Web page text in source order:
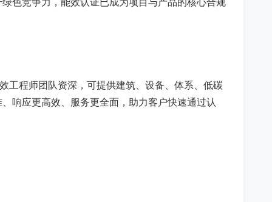
工程师团队资深，可提供建筑、设备、体系、低碳
响应更高效、服务更全面，助力客户快速通过认